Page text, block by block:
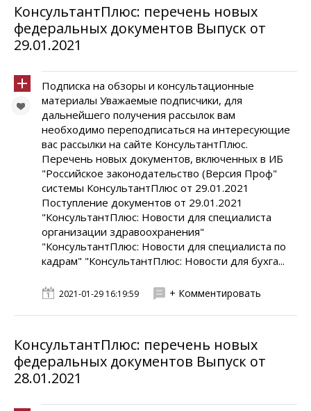
КонсультантПлюс: перечень новых
федеральных документов Выпуск от
29.01.2021
Подписка на обзоры и консультационные
материалы Уважаемые подписчики, для
дальнейшего получения рассылок вам
необходимо переподписаться на интересующие
вас рассылки на сайте КонсультантПлюс.
Перечень новых документов, включенных в ИБ
"Российское законодательство (Версия Проф"
системы КонсультантПлюс от 29.01.2021
Поступление документов от 29.01.2021
"КонсультантПлюс: Новости для специалиста
организации здравоохранения"
"КонсультантПлюс: Новости для специалиста по
кадрам" "КонсультантПлюс: Новости для бухга...
2021-01-29 16:19:59 + Комментировать
КонсультантПлюс: перечень новых
федеральных документов Выпуск от
28.01.2021